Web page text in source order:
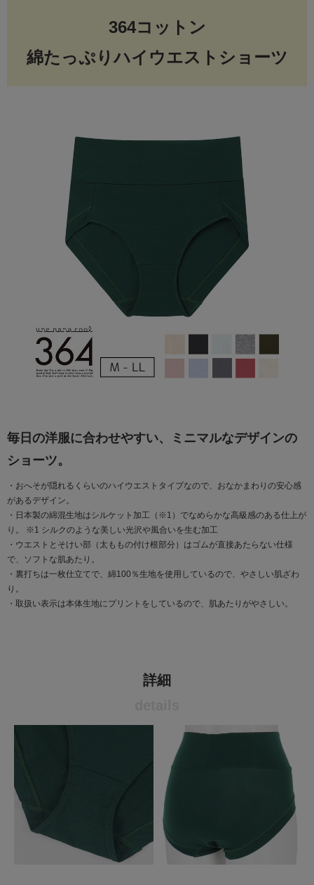
364コットン
綿たっぷりハイウエストショーツ
毎日の洋服に合わせやすい、ミニマルなデザインの
ショーツ。
・おへそが隠れるくらいのハイウエストタイプなので、おなかまわりの安心感
があるデザイン。
・日本製の綿混生地はシルケット加工（※1）でなめらかな高級感のある仕上が
り。 ※1 シルクのような美しい光沢や風合いを生む加工
・ウエストとそけい部（太ももの付け根部分）はゴムが直接あたらない仕様
で、ソフトな肌あたり。
・裏打ちは一枚仕立てで、綿100％生地を使用しているので、やさしい肌ざわ
り。
・取扱い表示は本体生地にプリントをしているので、肌あたりがやさしい。
詳細